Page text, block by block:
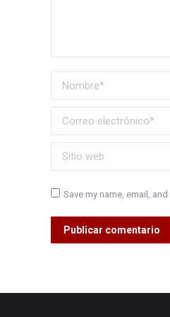
Nombre *
Correo electrónico *
Sitio web
Save my name, email,
Publicar comentario